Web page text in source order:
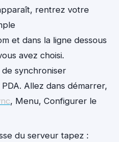
rentrez votre
et dans la ligne dessous
avez choisi.
synchroniser
Allez dans démarrer,
, Menu, Configurer le
du serveur tapez :